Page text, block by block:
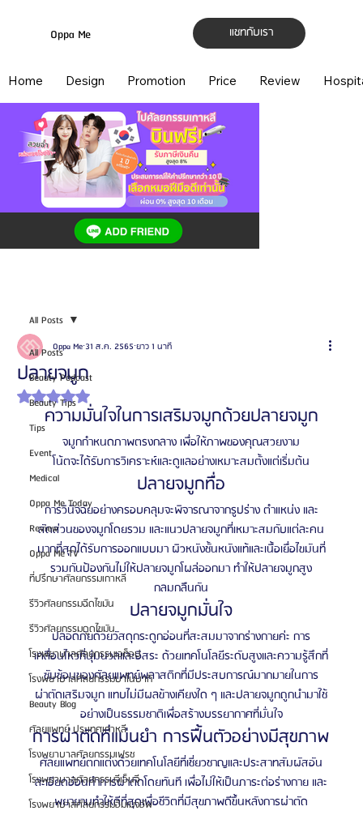
แชทกับเรา
Oppa Me
Home Design Promotion Price Review
All Posts
Beauty Podcast
Beauty Tips
Tips
Event
Medical
Oppa Me Today
Review
Oppa Me TV
ที่ปรึกษาศัลยกรรมเกาหลี
รีวิวศัลยกรรมฉีดไขมัน
รีวิวศัลยกรรมดูดไขมัน
โรงพยาบาลศัลยกรรมเอท็อป
โรงพยาบาลศัลยกรรมบาโนบากิ
Beauty Blog
ศัลยแพทย์ ประเทศเกาหลี
โรงพยาบาลศัลยกรรมเฟรช
โรงพยาบาลศัลยกรรมจีเอ็นจี
โรงพยาบาลศัลยกรรมอิมเมจอัพ
All Posts
ปลายจมูก
Oppa Me 31 ส.ค. 2565 ยาว 1 นาที
ได้รับ NaN เต็ม 5 ดาว
ความมั่นใจในการเสริมจมูกด้วยปลายจมูก
จมูกกำหนดภาพตรงกลาง เพื่อให้ภาพของคุณสวยงาม
โน้ตจะได้รับการวิเคราะห์และดูแลอย่างเหมาะสมตั้งแต่เริ่มต้น
ปลายจมูกทื่อ
การวินิจฉัยอย่างครอบคลุมจะพิจารณาจากรูปร่าง ตำแหน่ง และ
สัดส่วนของจมูกโดยรวม และแนวปลายจมูกที่เหมาะสมกับแต่ละคน
มากที่สุดได้รับการออกแบบมา ผิวหนังชั้นหนังแท้และเนื้อเยื่อไขมันที่
รวมกันป้องกันไม่ให้ปลายจมูกโผล่ออกมา ทำให้ปลายจมูกสูง
กลมกลืนกัน
ปลายจมูกมั่นใจ
ปลอดภัยด้วยวัสดุกระดูกอ่อนที่สะสมมาจากร่างกายค่ะ การ
เคลื่อนไหวที่นุ่มนวลและอิสระ ด้วยเทคโนโลยีระดับสูงและความรู้สึกที่
ซับซ้อนของศัลยแพทย์พลาสติกที่มีประสบการณ์มากมายในการ
ผ่าตัดเสริมจมูก แทบไม่มีผลข้างเคียงใด ๆ และปลายจมูกถูกนำมาใช้
อย่างเป็นธรรมชาติเพื่อสร้างบรรยากาศที่มั่นใจ
การผ่าตัดที่แม่นยำ การฟื้นตัวอย่างมีสุขภาพ
ศัลยแพทย์ตกแต่งด้วยเทคโนโลยีที่เชี่ยวชาญและประสาทสัมผัสอัน
ละเอียดอ่อนทำการผ่าตัดโดยทันที เพื่อไม่ให้เป็นภาระต่อร่างกาย และ
พยายามทำให้ดีที่สุดเพื่อชีวิตที่มีสุขภาพดีขึ้นหลังการผ่าตัด